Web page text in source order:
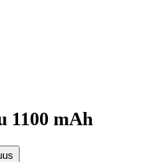
1100 mAh